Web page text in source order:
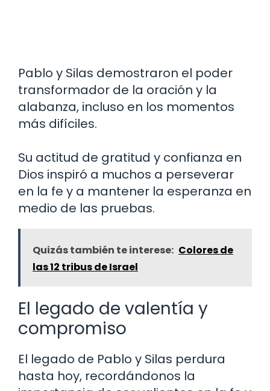
Pablo y Silas demostraron el poder
transformador de la oración y la
alabanza, incluso en los momentos
más difíciles.
Su actitud de gratitud y confianza en
Dios inspiró a muchos a perseverar
en la fe y a mantener la esperanza en
medio de las pruebas.
Quizás también te interese: Colores de
las 12 tribus de Israel
El legado de valentía y
compromiso
El legado de Pablo y Silas perdura
hasta hoy, recordándonos la